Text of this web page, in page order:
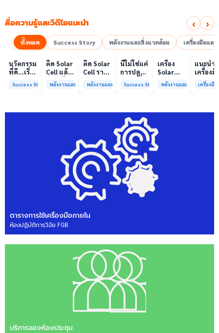
สื่อความรู้และวิดีโอแนะนำ ‹ ›
ทั้งหมด Success Story พลังงานและสิ่งแวดล้อม เครื่องมือแล
00:10
นวัตกรรม
ที่ดี…เริ่ม
ความร่วม
Success Story
00:10
ติด Solar
Cell แล้ว
ลดค่าไฟ
ได้จริง
พลังงานและสิ่งแวดล้อม
00:08
ติด Solar
Cell ราคา
แพง แต่
ค่าไฟ
พลังงานและสิ่งแวดล้อม
เล่นวิดีโอ
นี่ไม่ใช่แค่
การปลูก
คือการ
ให้ป่า
ต้นน้ำและ
ชุมชน
Success Story
เครื่อง
Solar
Simulator
มาตรฐาน
รับรอง
ISO/IEC17025
บริการ
พลังงานและสิ่งแวดล้อม
เล่
01:00
แนะนำ
เครื่องมื
วิเคราะ
ทดสอบ
การกลา
เครื่องมื
ตารางการใช้เครื่องมือภายใน
ห้องปฏิบัติการวิจัย FGB
บริการจองห้องประชุม